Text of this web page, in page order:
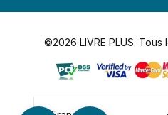
©2026 LIVRE PLUS.